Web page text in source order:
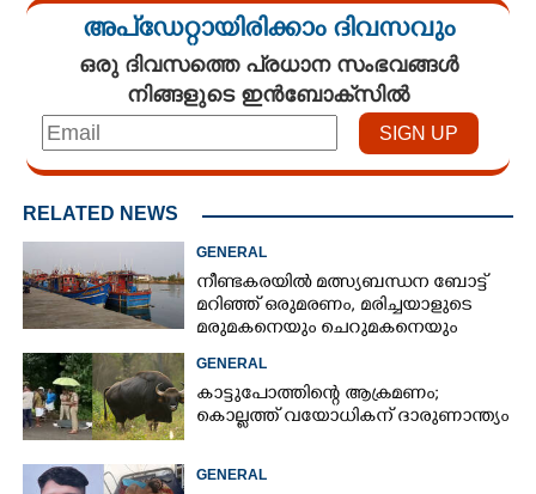
അപ്ഡേറ്റായിരിക്കാം ദിവസവും
ഒരു ദിവസത്തെ പ്രധാന സംഭവങ്ങൾ
നിങ്ങളുടെ ഇൻബോക്സിൽ
RELATED NEWS
GENERAL
നീണ്ടകരയിൽ മത്സ്യബന്ധന ബോട്ട്
മറിഞ്ഞ്​ ഒരുമരണം,​ മരിച്ചയാളുടെ
മരുമകനെയും ചെറുമകനെയും
കാണാനില്ല
GENERAL
കാട്ടുപോത്തിന്റെ ആക്രമണം;
കൊല്ലത്ത് വയോധികന് ദാരുണാന്ത്യം
GENERAL